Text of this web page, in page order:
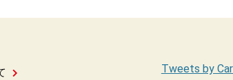
Tweets by